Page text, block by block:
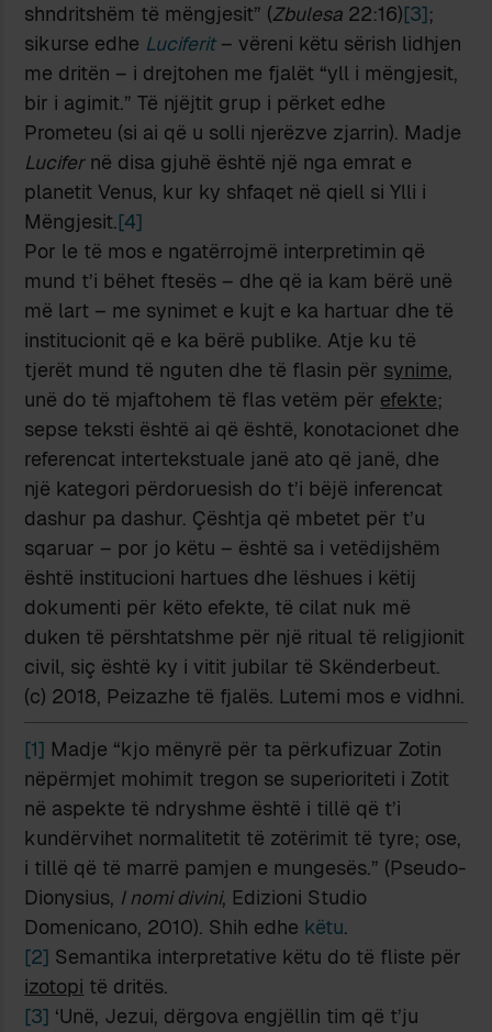
shndritshëm të mëngjesit” (Zbulesa 22:16)[3];
sikurse edhe Luciferit– vëreni këtu sërish lidhjen
me dritën – i drejtohen me fjalët “yll i mëngjesit,
bir i agimit.” Të njëjtit grup i përket edhe
Prometeu (si ai që u solli njerëzve zjarrin). Madje
Lucifernë disa gjuhë është një nga emrat e
planetit Venus, kur ky shfaqet në qiell si Ylli i
Mëngjesit.[4]
Por le të mos e ngatërrojmë interpretimin që
mund t’i bëhet ftesës – dhe që ia kam bërë unë
më lart – me synimet e kujt e ka hartuar dhe të
institucionit që e ka bërë publike. Atje ku të
tjerët mund të nguten dhe të flasin për synime,
unë do të mjaftohem të flas vetëm për efekte;
sepse teksti është ai që është, konotacionet dhe
referencat intertekstuale janë ato që janë, dhe
një kategori përdoruesish do t’i bëjë inferencat
dashur pa dashur. Çështja që mbetet për t’u
sqaruar – por jo këtu – është sa i vetëdijshëm
është institucioni hartues dhe lëshues i këtij
dokumenti për këto efekte, të cilat nuk më
duken të përshtatshme për një ritual të religjionit
civil, siç është ky i vitit jubilar të Skënderbeut.
(c) 2018, Peizazhe të fjalës. Lutemi mos e vidhni.
[1] Madje “kjo mënyrë për ta përkufizuar Zotin
nëpërmjet mohimit tregon se superioriteti i Zotit
në aspekte të ndryshme është i tillë që t’i
kundërvihet normalitetit të zotërimit të tyre; ose,
i tillë që të marrë pamjen e mungesës.” (Pseudo-
Dionysius, I nomi divini, Edizioni Studio
Domenicano, 2010). Shih edhe këtu.
[2] Semantika interpretative këtu do të fliste për
izotopi të dritës.
[3] ‘Unë, Jezui, dërgova engjëllin tim që t’ju